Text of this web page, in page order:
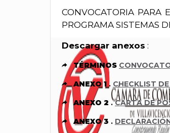
CONVOCATORIA PARA
PROGRAMA SISTEMAS
Descargar anexos :
TÉRMINOS
ANEXO 1 . CHECKLIST
ANEXO 2 .CARTA DE
ANEXO 3 .